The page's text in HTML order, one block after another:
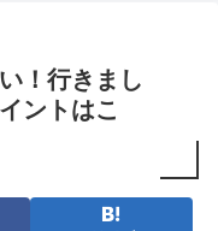
！行きまし
ントはこ